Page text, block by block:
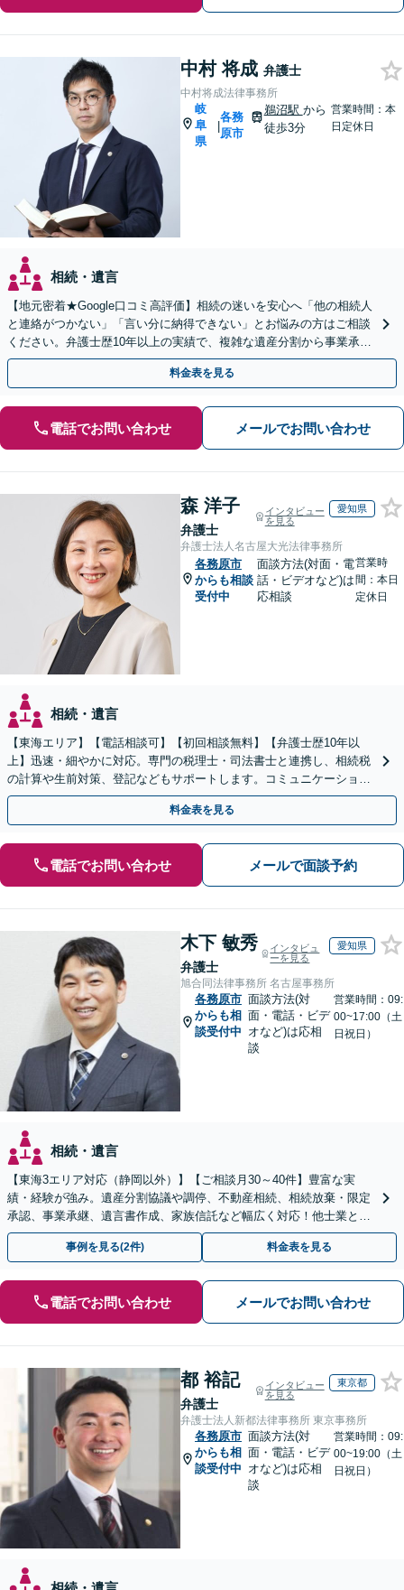
中村 将成 弁護士
中村将成法律事務所
岐
阜
県
|
各務
原市
鵜沼駅 から
徒歩3分
営業時間：本
日定休日
相続・遺言
【地元密着★Google口コミ高評価】相続の迷いを安心へ「他の相続人
と連絡がつかない」「言い分に納得できない」とお悩みの方はご相談
ください。弁護士歴10年以上の実績で、複雑な遺産分割から事業承継
まで幅広く対応【休日・夜間相談可｜駐車場あり】
料金表を見る
電話でお問い合わせ メールでお問い合わせ
森 洋子
弁護士
インタビュー
を見る
愛知県
弁護士法人名古屋大光法律事務所
各務原市
からも相談
受付中
面談方法(対面・電
話・ビデオなど)は
応相談
営業時
間：本日
定休日
相続・遺言
【東海エリア】【電話相談可】【初回相談無料】【弁護士歴10年以
上】迅速・細やかに対応。専門の税理士・司法書士と連携し、相続税
の計算や生前対策、登記などもサポートします。コミュニケーション
を大事にし、より納得できる解決を目指します。
料金表を見る
電話でお問い合わせ メールで面談予約
木下 敏秀
弁護士
インタビュ
ーを見る
愛知県
旭合同法律事務所 名古屋事務所
各務原市
からも相
談受付中
面談方法(対
面・電話・ビデ
オなど)は応相
談
営業時間：09:
00~17:00（土
日祝日）
相続・遺言
【東海3エリア対応（静岡以外）】【ご相談月30～40件】豊富な実
績・経験が強み。遺産分割協議や調停、不動産相続、相続放棄・限定
承認、事業承継、遺言書作成、家族信託など幅広く対応！他士業と連
携して円滑な問題解決を目指します。【初回面談無料】
事例を見る(2件) 料金表を見る
電話でお問い合わせ メールでお問い合わせ
都 裕記
弁護士
インタビュー
を見る
東京都
弁護士法人新都法律事務所 東京事務所
各務原市
からも相
談受付中
面談方法(対
面・電話・ビデ
オなど)は応相
談
営業時間：09:
00~19:00（土
日祝日）